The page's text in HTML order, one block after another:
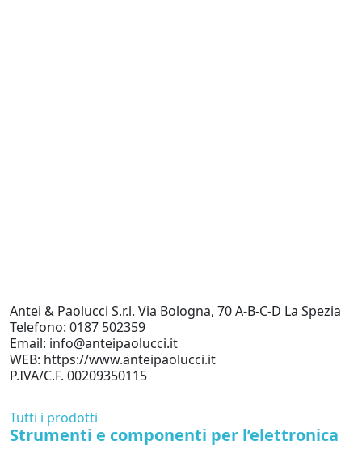
Antei & Paolucci S.r.l. Via Bologna, 70 A-B-C-D La Spezia
Telefono: 0187 502359
Email: info@anteipaolucci.it
WEB: https://www.anteipaolucci.it
P.IVA/C.F. 00209350115
Tutti i prodotti
Strumenti e componenti per l’elettronica